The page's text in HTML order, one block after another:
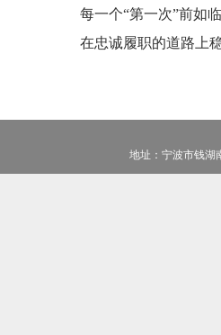
每一个“第一次”前如
在忠诚履职的道路上
地址：宁波市钱